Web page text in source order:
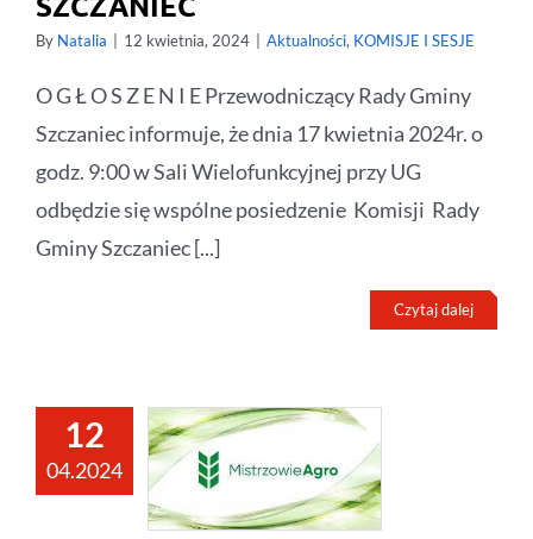
By Natalia 12 kwietnia, 2024 Aktualności, KOMISJE I SESJE
O G Ł O S Z E N I E Przewodniczący Rady Gminy
Szczaniec informuje, że dnia 17 kwietnia 2024r. o
godz. 9:00 w Sali Wielofunkcyjnej przy UG
odbędzie się wspólne posiedzenie Komisji Rady
Gminy Szczaniec [...]
Czytaj dalej
12
04.2024